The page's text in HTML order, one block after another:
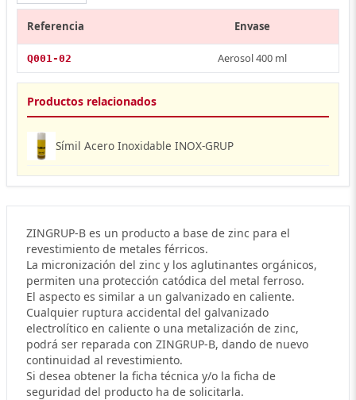
Referencia Envase
Q001-02 Aerosol 400 ml
Productos relacionados
Símil Acero Inoxidable INOX-GRUP
ZINGRUP-B es un producto a base de zinc para el
revestimiento de metales férricos.
La micronización del zinc y los aglutinantes orgánicos,
permiten una protección catódica del metal ferroso.
El aspecto es similar a un galvanizado en caliente.
Cualquier ruptura accidental del galvanizado
electrolítico en caliente o una metalización de zinc,
podrá ser reparada con ZINGRUP-B, dando de nuevo
continuidad al revestimiento.
Si desea obtener la ficha técnica y/o la ficha de
seguridad del producto ha de solicitarla.